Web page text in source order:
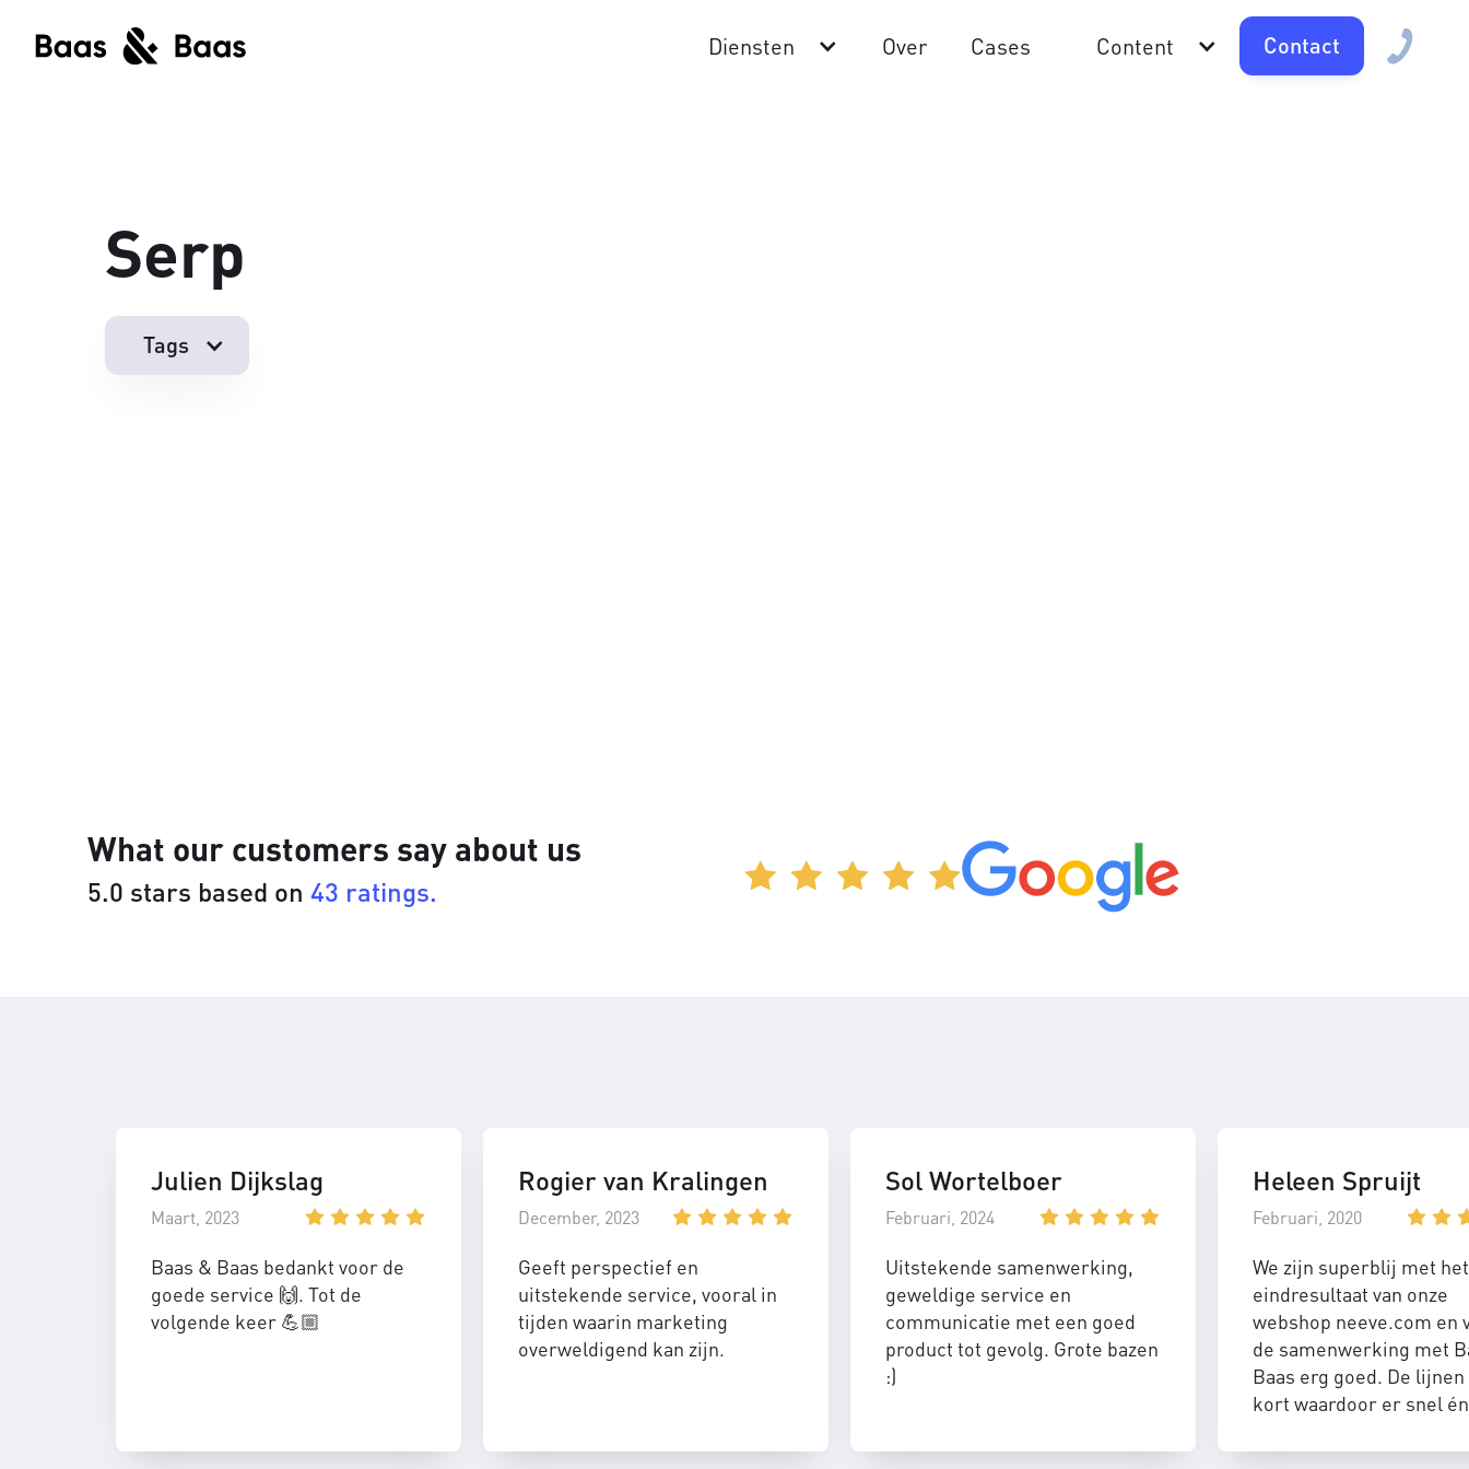
Diensten Over Cases Content Contact
Serp
Tags
What our customers say about us
5.0 stars based on 43 ratings.
Julien Dijkslag
Maart, 2023
Baas & Baas bedankt voor de
goede service 🙌. Tot de
volgende keer 💪🏼
Rogier van Kralingen
December, 2023
Geeft perspectief en
uitstekende service, vooral in
tijden waarin marketing
overweldigend kan zijn.
Sol Wortelboer
Februari, 2024
Uitstekende samenwerking,
geweldige service en
communicatie met een goed
product tot gevolg. Grote bazen
:)
Heleen Spruijt
Februari, 2020
We zijn superblij met het
eindresultaat van onze
webshop neeve.com en
de samenwerking met
Baas erg goed. De
kort waardoor er snel én
worden.